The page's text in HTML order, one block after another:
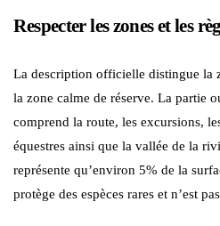
Respecter les zones et les
La description officielle distingue la
la zone calme de réserve. La partie
comprend la route, les excursions,
équestres ainsi que la vallée de la
représente qu’environ 5% de la
protège des espèces rares et n’est